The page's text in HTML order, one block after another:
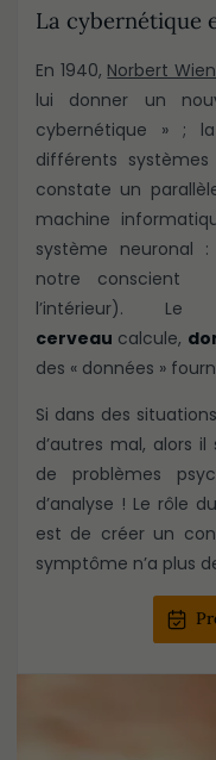
La cybernétique
En 1940, Norbert
lui donner un
cybernétique » ;
différents
constate un
machine
système neuronal
notre conscient
l’intérieur).
cerveau calcule,
des « données »
Si dans des
d’autres mal, alors
de problèmes
d’analyse ! Le rôle
est de créer un
symptôme n’a plus